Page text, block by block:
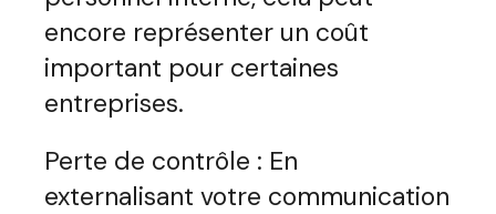
encore représenter un coût
important pour certaines
entreprises.
Perte de contrôle : En
externalisant votre communication